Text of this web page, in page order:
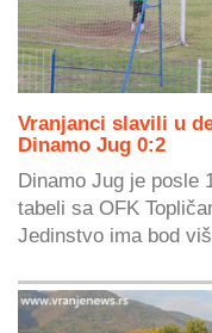
Vranjanci slavili u
Dinamo Jug 0:2
Dinamo Jug je posle
tabeli sa OFK
Jedinstvo ima bod